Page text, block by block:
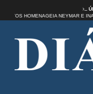
SANTOS HOMENAGEIA